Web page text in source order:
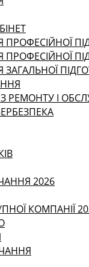
ПРОФЕСІЙНОЇ
ЗАГАЛЬНОЇ
РЕМОНТУ І
2026
КОМПАНІЇ